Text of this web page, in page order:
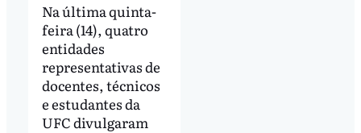
Na última quinta-
feira (14), quatro
entidades
representativas de
docentes, técnicos
e estudantes da
UFC divulgaram